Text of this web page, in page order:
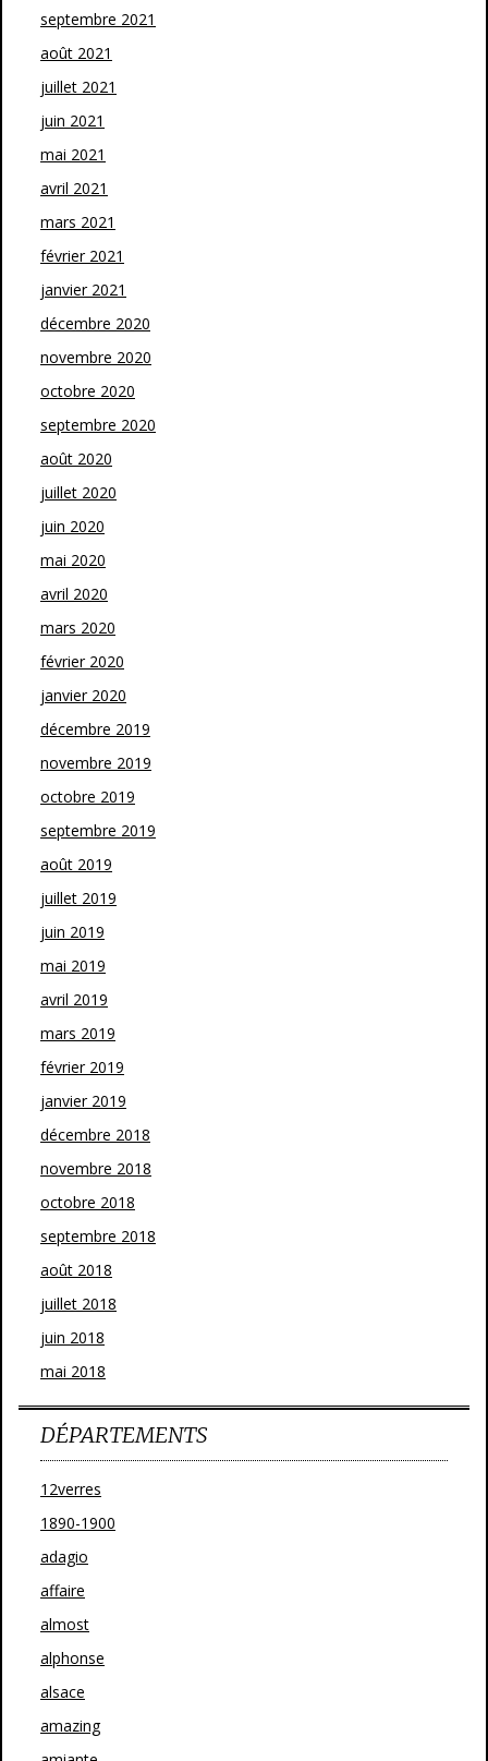
septembre 2021
août 2021
juillet 2021
juin 2021
mai 2021
avril 2021
mars 2021
février 2021
janvier 2021
décembre 2020
novembre 2020
octobre 2020
septembre 2020
août 2020
juillet 2020
juin 2020
mai 2020
avril 2020
mars 2020
février 2020
janvier 2020
décembre 2019
novembre 2019
octobre 2019
septembre 2019
août 2019
juillet 2019
juin 2019
mai 2019
avril 2019
mars 2019
février 2019
janvier 2019
décembre 2018
novembre 2018
octobre 2018
septembre 2018
août 2018
juillet 2018
juin 2018
mai 2018
DÉPARTEMENTS
12verres
1890-1900
adagio
affaire
almost
alphonse
alsace
amazing